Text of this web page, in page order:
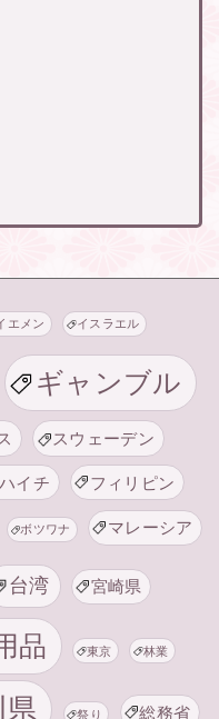
エメン イスラエル
ギャンブル
スウェーデン
ハイチ フィリピン
ボツワナ マレーシア
台湾 宮崎県
品 東京 林業
県 祭り 総務省